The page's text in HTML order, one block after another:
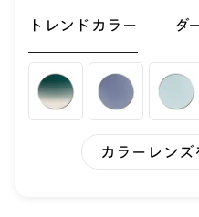
トレンドカラー ダ
カラーレンズ